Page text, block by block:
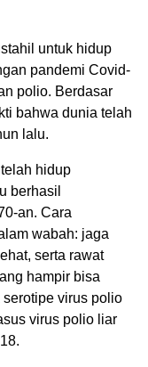
untuk hidup
pandemi Covid-
polio. Berdasar
bahwa dunia telah
lalu.
hidup
berhasil
an. Cara
wabah: jaga
serta rawat
hampir bisa
virus polio
virus polio liar